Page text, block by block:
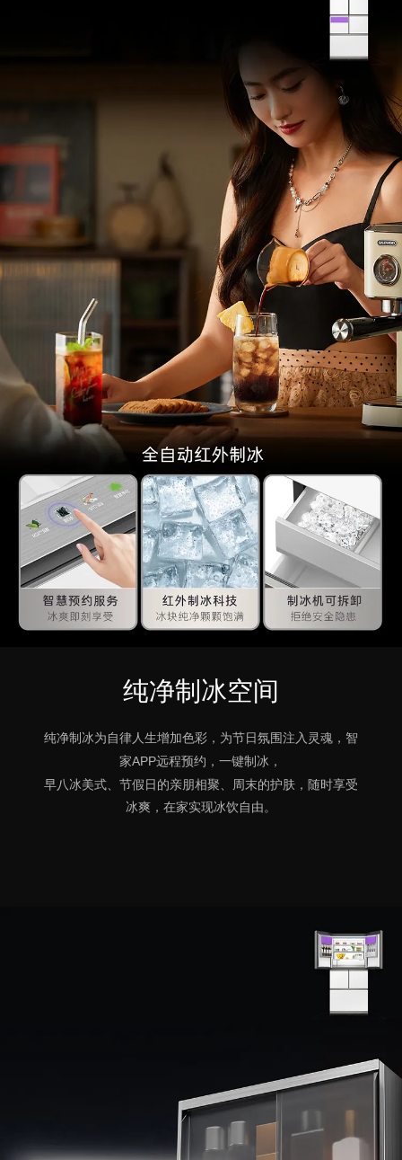
纯净制冰空间
纯净制冰为自律人生增加色彩，为节日氛围注入灵魂， 智
家APP远程预约，一键制冰，
早八冰美式、节假日的亲朋相聚、周末的护肤，随时享受
冰爽，在家实现冰饮自由。